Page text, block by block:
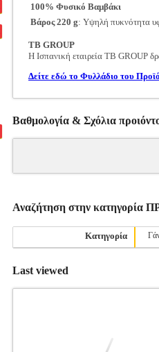
100% Φυσικό Βαμβάκι
Βάρος 220 g: Υψηλή πυκνότητα
TB GROUP
Η Ισπανική εταιρεία TB GROUP
Δείτε εδώ το Φυλλάδιο του
Βαθμολογία & Σχόλια
Αναζήτηση στην
Κατηγορία
Last viewed